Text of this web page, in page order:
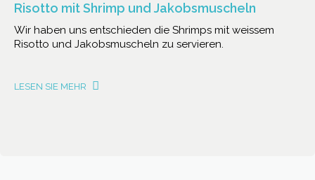
Risotto mit Shrimp und Jakobsmuscheln
Wir haben uns entschieden die Shrimps mit weissem
Risotto und Jakobsmuscheln zu servieren.
LESEN SIE MEHR